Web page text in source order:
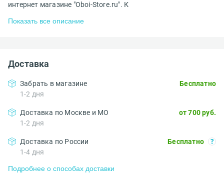
интернет магазине "Oboi-Store.ru". К
Показать все описание
Доставка
Забрать в магазине
1-2 дня
Бесплатно
Доставка по Москве и МО
1-2 дня
от 700 руб.
Доставка по России
1-4 дня
Бесплатно
Подробнее о способах доставки